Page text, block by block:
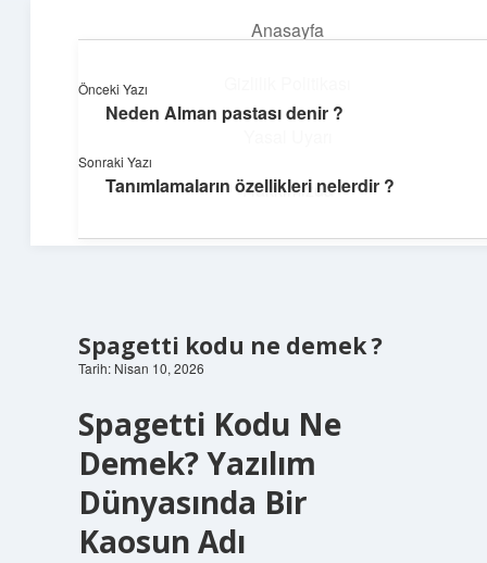
Anasayfa
Hakkımızda
Günlük Hatırlatmalar
Keyifli vakit için kısa ve eğlenceli içerikler.
Spagetti kodu ne demek ?
Tarih: Nisan 10, 2026
Spagetti Kodu Ne
Demek? Yazılım
Dünyasında Bir
Kaosun Adı
Önceki Yazı
Neden Alman pastası denir ?
Sonraki Yazı
Tanımlamaların özellikleri nelerdir ?